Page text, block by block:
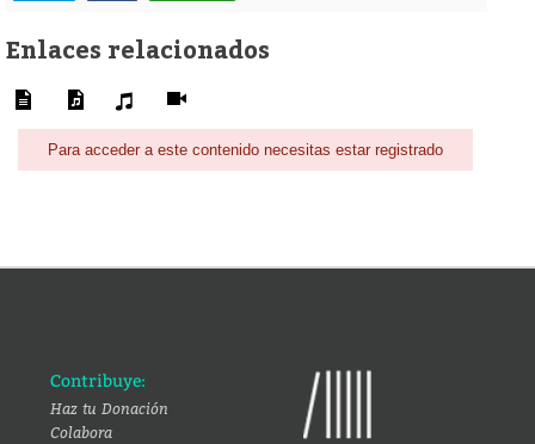
Enlaces relacionados
Para acceder a este contenido necesitas estar registrado
Contribuye:
Haz tu Donación
Colabora